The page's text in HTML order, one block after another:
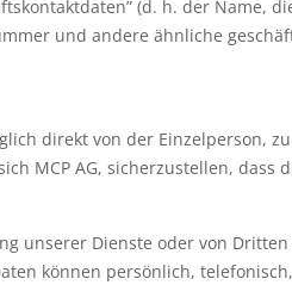
(d. h. der Name,
und andere ähnliche
direkt von der Einzelperson,
MCP AG, sicherzustellen,
unserer Dienste oder von
können persönlich,